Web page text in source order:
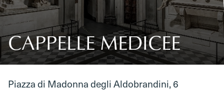
CAPPELLE MEDICEE
Piazza di Madonna degli Aldobrandini, 6